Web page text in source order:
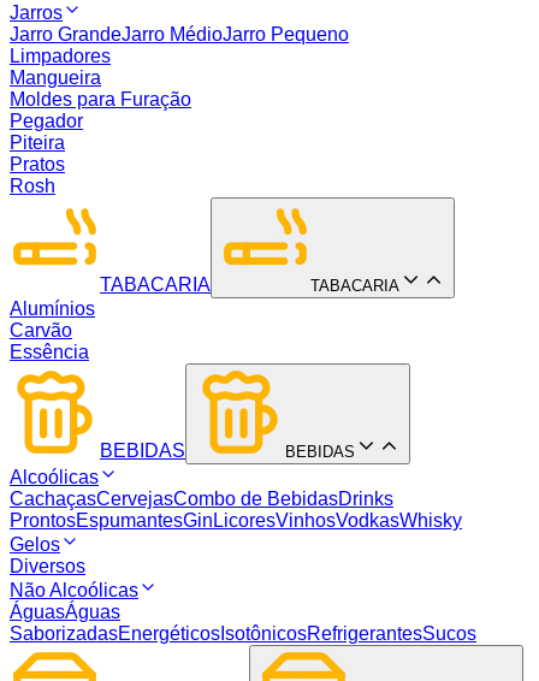
Jarros
Jarro GrandeJarro MédioJarro Pequeno
Limpadores
Mangueira
Moldes para Furação
Pegador
Piteira
Pratos
Rosh
TABACARIA TABACARIA
Alumínios
Carvão
Essência
BEBIDAS BEBIDAS
Alcoólicas
CachaçasCervejasCombo de BebidasDrinks
ProntosEspumantesGin LicoresVinhosVodkasWhisky
Gelos
Diversos
Não Alcoólicas
ÁguasÁguas
SaborizadasEnergéticos IsotônicosRefrigerantesSucos